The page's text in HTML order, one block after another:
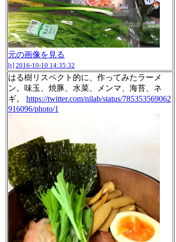
元の画像を見る
[t] 2016-10-10 14:35:32
はる樹リスペクト的に、作ってみたラーメ
ン。味玉、焼豚、水菜、メンマ、海苔、ネ
ギ。 https://twitter.com/nilab/status/785353569062
916096/photo/1